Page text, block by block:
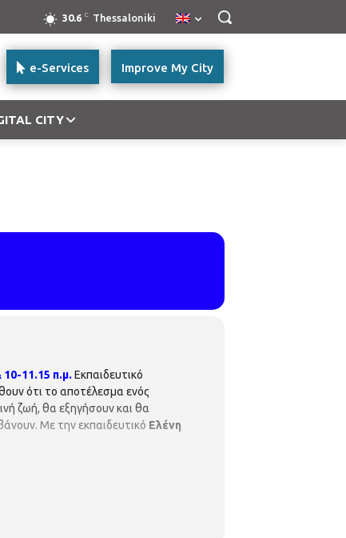
30.6 C Thessaloniki
Improve My City
e-Services
CITY
10-11.15 π.μ. Εκπαιδευτικό
ότι το αποτέλεσμα ενός
ζωή, θα εξηγήσουν και θα
Με την εκπαιδευτικό Ελένη